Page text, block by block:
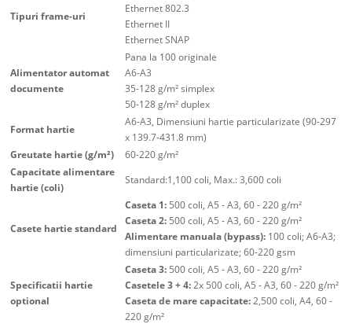
Tipuri frame-uri
Ethernet 802.3
Ethernet II
Ethernet SNAP
Alimentator automat
documente
Pana la 100 originale
A6-A3
35-128 g/m² simplex
50-128 g/m² duplex
Format hartie
A6-A3, Dimensiuni hartie particularizate (90-297
x 139.7-431.8 mm)
Greutate hartie (g/m²)
60-220 g/m²
Capacitate alimentare
hartie (coli)
Standard:1,100 coli, Max.: 3,600 coli
Casete hartie standard
Caseta 1: 500 coli, A5 - A3, 60 - 220 g/m²
Caseta 2: 500 coli, A5 - A3, 60 - 220 g/m²
Alimentare manuala (bypass): 100 coli; A6-A3;
dimensiuni particularizate; 60-220 gsm
Specificatii hartie
optional
Caseta 3: 500 coli, A5 - A3, 60 - 220 g/m²
Casetele 3 + 4:2x 500 coli, A5 - A3, 60 - 220 g/m²
Caseta de mare capacitate:2,500 coli, A4, 60 -
220 g/m²